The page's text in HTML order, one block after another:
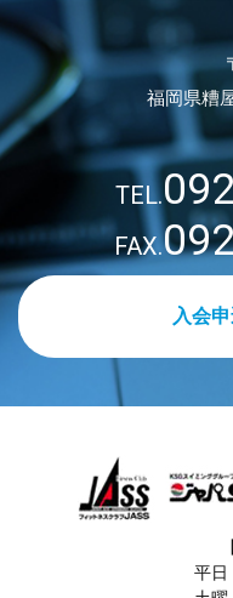
福岡県糟
TEL.
FAX.
入会
平